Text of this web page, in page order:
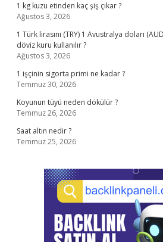
1 kg kuzu etinden kaç şiş çıkar ?
Ağustos 3, 2026
1 Türk lirasını (TRY) 1 Avustralya doları
döviz kuru kullanılır ?
Ağustos 3, 2026
1 işçinin sigorta primi ne kadar ?
Temmuz 30, 2026
Koyunun tüyü neden dökülür ?
Temmuz 26, 2026
Saat altın nedir ?
Temmuz 25, 2026